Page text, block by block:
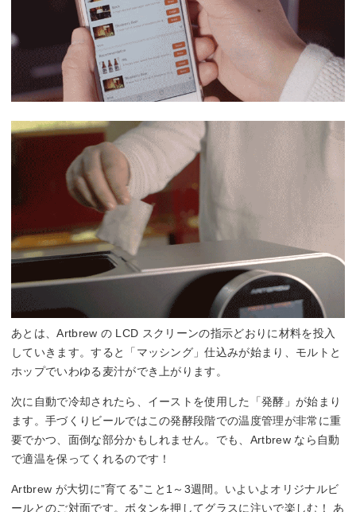
あとは、Artbrew の LCD スクリーンの指示どおりに材料を投入
していきます。すると「マッシング」仕込みが始まり、モルトと
ホップでいわゆる麦汁ができ上がります。
次に自動で冷却されたら、イーストを使用した「発酵」が始まり
ます。手づくりビールではこの発酵段階での温度管理が非常に重
要でかつ、面倒な部分かもしれません。でも、Artbrew なら自動
で適温を保ってくれるのです！
Artbrew が大切に”育てる”こと1～3週間。いよいよオリジナルビ
ールとのご対面です。ボタンを押してグラスに注いで楽しむ！ あ